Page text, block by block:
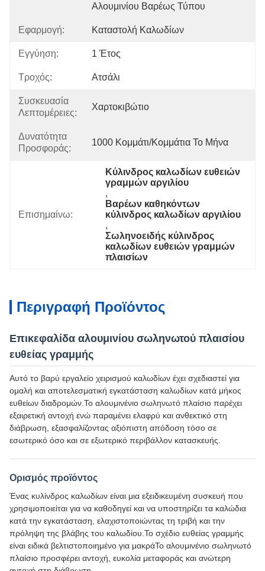
Αλουμινίου Βαρέως Τύπου
Εφαρμογή: Καταστολή Καλωδίων
Εγγύηση: 1 Έτος
Τροχός: Ατσάλι
Συσκευασία
Λεπτομέρειες:
Χαρτοκιβώτιο
Δυνατότητα
Προσφοράς:
1000 Κομμάτι/κομμάτια Το Μήνα
Επισημαίνω:
Κύλινδρος καλωδίων ευθειών
γραμμών αργιλίου
,
Βαρέων καθηκόντων
κύλινδρος καλωδίων αργιλίου
,
Σωληνοειδής κύλινδρος
καλωδίων ευθειών γραμμών
πλαισίων
Περιγραφή Προϊόντος
Επικεφαλίδα αλουμινίου σωληνωτού πλαισίου
ευθείας γραμμής
Αυτό το βαρύ εργαλείο χειρισμού καλωδίων έχει σχεδιαστεί για
ομαλή και αποτελεσματική εγκατάσταση καλωδίων κατά μήκος
ευθείων διαδρομών.Το αλουμινένιο σωληνωτό πλαίσιο παρέχει
εξαιρετική αντοχή ενώ παραμένει ελαφρύ και ανθεκτικό στη
διάβρωση, εξασφαλίζοντας αξιόπιστη απόδοση τόσο σε
εσωτερικό όσο και σε εξωτερικό περιβάλλον κατασκευής.
Ορισμός προϊόντος
Ένας κυλίνδρος καλωδίων είναι μια εξειδικευμένη συσκευή που
χρησιμοποιείται για να καθοδηγεί και να υποστηρίζει τα καλώδια
κατά την εγκατάσταση, ελαχιστοποιώντας τη τριβή και την
πρόληψη της βλάβης του καλωδίου.Το σχέδιο ευθείας γραμμής
είναι ειδικά βελτιστοποιημένο για μακράΤο αλουμινένιο σωληνωτό
πλαίσιο προσφέρει αντοχή, ευκολία μεταφοράς και ανώτερη